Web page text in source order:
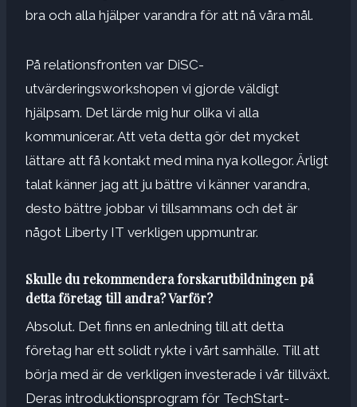
bra och alla hjälper varandra för att nå våra mål.
På relationsfronten var DiSC-
utvärderingsworkshopen vi gjorde väldigt
hjälpsam. Det lärde mig hur olika vi alla
kommunicerar. Att veta detta gör det mycket
lättare att få kontakt med mina nya kollegor. Ärligt
talat känner jag att ju bättre vi känner varandra,
desto bättre jobbar vi tillsammans och det är
något Liberty IT verkligen uppmuntrar.
Skulle du rekommendera forskarutbildningen på
detta företag till andra? Varför?
Absolut. Det finns en anledning till att detta
företag har ett solidt rykte i vårt samhälle. Till att
börja med är de verkligen investerade i vår tillväxt.
Deras introduktionsprogram för TechStart-